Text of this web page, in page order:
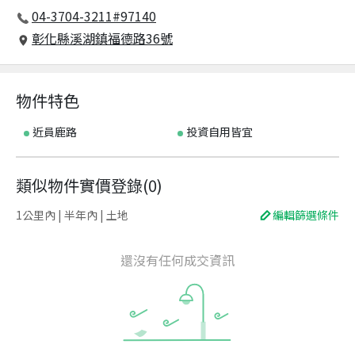
04-3704-3211#97140
彰化縣溪湖鎮福德路36號
物件特色
近員鹿路 投資自用皆宜
類似物件實價登錄(0)
1公里內 | 半年內 | 土地 編輯篩選條件
還沒有任何成交資訊